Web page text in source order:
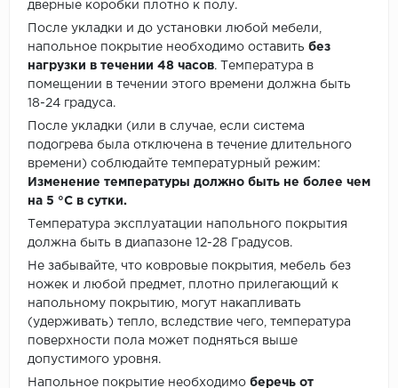
дверные коробки плотно к полу.
После укладки и до установки любой мебели,
напольное покрытие необходимо оставить без
нагрузки в течении 48 часов. Температура в
помещении в течении этого времени должна быть
18-24 градуса.
После укладки (или в случае, если система
подогрева была отключена в течение длительного
времени) соблюдайте температурный режим:
Изменение температуры должно быть не более чем
на 5 °C в сутки.
Температура эксплуатации напольного покрытия
должна быть в диапазоне 12-28 Градусов.
Не забывайте, что ковровые покрытия, мебель без
ножек и любой предмет, плотно прилегающий к
напольному покрытию, могут накапливать
(удерживать) тепло, вследствие чего, температура
поверхности пола может подняться выше
допустимого уровня.
Напольное покрытие необходимо беречь от